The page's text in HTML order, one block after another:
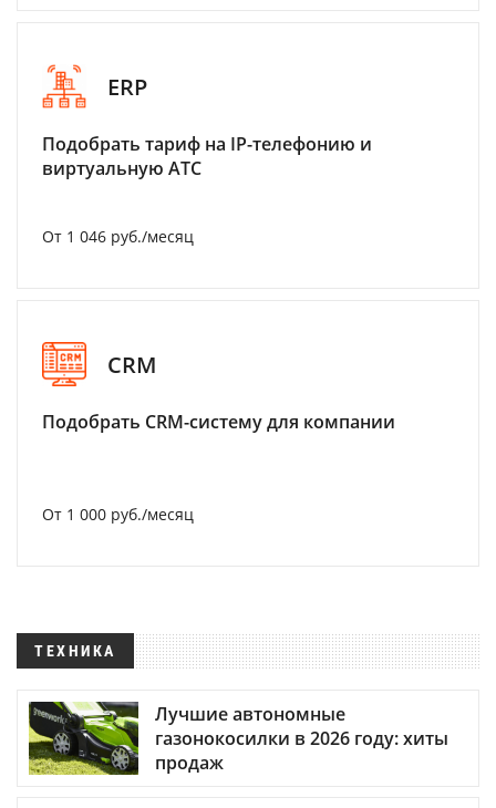
ERP
Подобрать тариф на IP-телефонию и
виртуальную АТС
От 1 046 руб./месяц
CRM
Подобрать CRM-систему для компании
От 1 000 руб./месяц
ТЕХНИКА
Лучшие автономные
газонокосилки в 2026 году: хиты
продаж